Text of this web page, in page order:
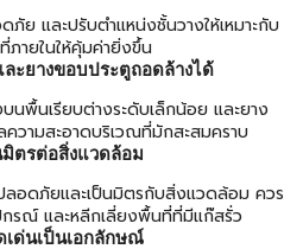
ย และปรับตำแหน่งชั้นวางให้เหมาะกับ
ายในให้คุ้มค่ายิ่งขึ้น
ะยางขอบประตูถอดล้างได้
นพื้นเรียบต่างระดับเล็กน้อย และยาง
วามสะอาดบริเวณที่มักสะสมคราบ
มิตรต่อสิ่งแวดล้อม
ลอดภัยและเป็นมิตรกับสิ่งแวดล้อม ควร
รณ์ และหลีกเลี่ยงพื้นที่ที่มีแก๊สรั่ว
เด่นเป็นเอกลักษณ์